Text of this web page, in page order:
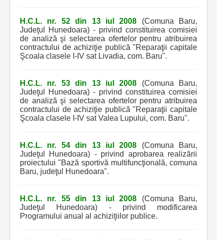
H.C.L. nr. 52 din 13 iul 2008 (Comuna Baru,
Judeţul Hunedoara) - privind constituirea comisiei
de analiză şi selectarea ofertelor pentru atribuirea
contractului de achiziţie publică "Reparaţii capitale
Şcoala clasele I-IV sat Livadia, com. Baru".
H.C.L. nr. 53 din 13 iul 2008 (Comuna Baru,
Judeţul Hunedoara) - privind constituirea comisiei
de analiză şi selectarea ofertelor pentru atribuirea
contractului de achiziţie publică "Reparaţii capitale
Şcoala clasele I-IV sat Valea Lupului, com. Baru".
H.C.L. nr. 54 din 13 iul 2008 (Comuna Baru,
Judeţul Hunedoara) - privind aprobarea realizării
proiectului "Bază sportivă multifuncţională, comuna
Baru, judeţul Hunedoara".
H.C.L. nr. 55 din 13 iul 2008 (Comuna Baru,
Judeţul Hunedoara) - privind modificarea
Programului anual al achiziţiilor publice.